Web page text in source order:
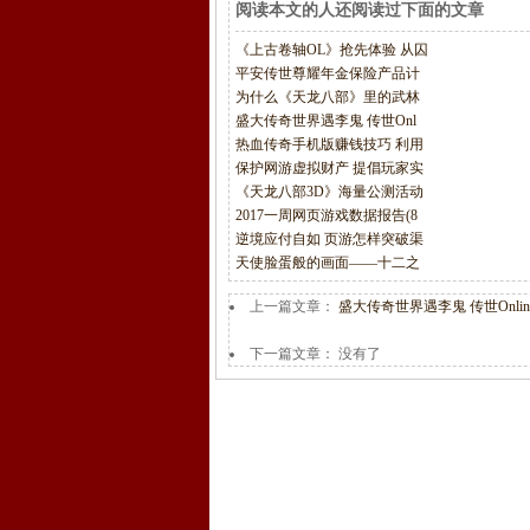
阅读本文的人还阅读过下面的文章
《上古卷轴OL》抢先体验 从囚
平安传世尊耀年金保险产品计
为什么《天龙八部》里的武林
盛大传奇世界遇李鬼 传世Onl
热血传奇手机版赚钱技巧 利用
保护网游虚拟财产 提倡玩家实
《天龙八部3D》海量公测活动
2017一周网页游戏数据报告(8
逆境应付自如 页游怎样突破渠
天使脸蛋般的画面——十二之
上一篇文章： 盛大传奇世界遇李鬼 传世
下一篇文章： 没有了